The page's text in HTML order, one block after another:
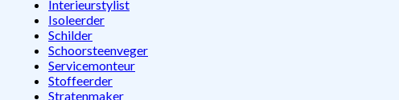
Interieurstylist
Isoleerder
Schilder
Schoorsteenveger
Servicemonteur
Stoffeerder
Stratenmaker